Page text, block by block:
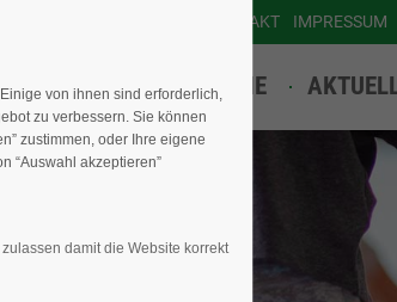
KONTAKT IMPRESSUM
ABTEILUNG TERMINE
von ihnen sind erforderlich,
zu verbessern. Sie können
zustimmen, oder Ihre eigene
“Auswahl akzeptieren”
damit die Website korrekt